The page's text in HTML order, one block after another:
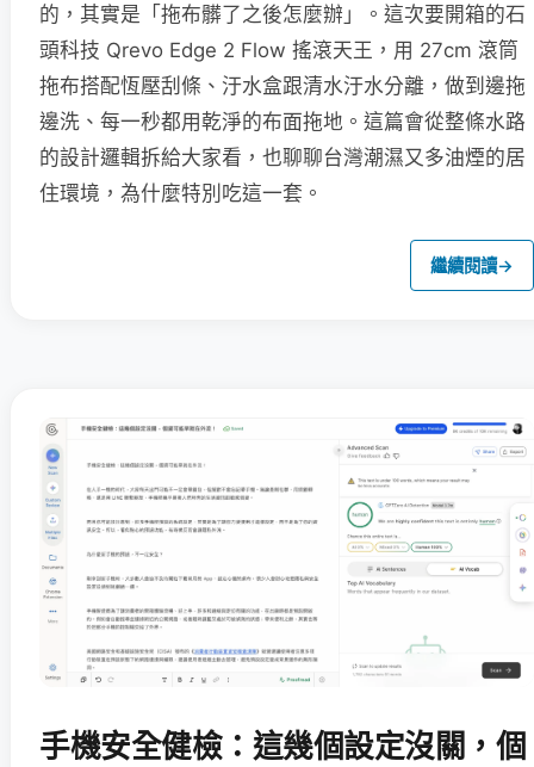
的，其實是「拖布髒了之後怎麼辦」。這次要開箱的石
頭科技 Qrevo Edge 2 Flow 搖滾天王，用 27cm 滾筒
拖布搭配恆壓刮條、汙水盒跟清水汙水分離，做到邊拖
邊洗、每一秒都用乾淨的布面拖地。這篇會從整條水路
的設計邏輯拆給大家看，也聊聊台灣潮濕又多油煙的居
住環境，為什麼特別吃這一套。
繼續閱讀→
手機安全健檢：這幾個設定沒關，個